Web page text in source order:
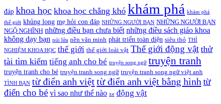
đáp khoa học khoa học chẳng khó khám phá khám phá
thế giới khủng long mẹ hỏi con đáp NHỮNG NGƯỜI BẠN NHỮNG NGƯỜI BẠN
NGỘ NGHĨNH những điều bạn chưa biết những điều sách giáo khoa
không dạy bạn núi lửa nền văn minh phát triển toàn diện siêu thỏ THÍ
NGHIỆM KHOA HỌC thế giới thế giới loài vật Thế giới động vật thử
tài tìm kiếm tiếng anh cho bé truyện song ngữ truyện tranh
truyện tranh cho bé truyện tranh song ngữ truyện tranh song ngữ việt anh
TÌNH BẠN từ điển anh việttừ điển anh việt bằng hình từ
điển cho bé vì sao như thế nào xe động vật